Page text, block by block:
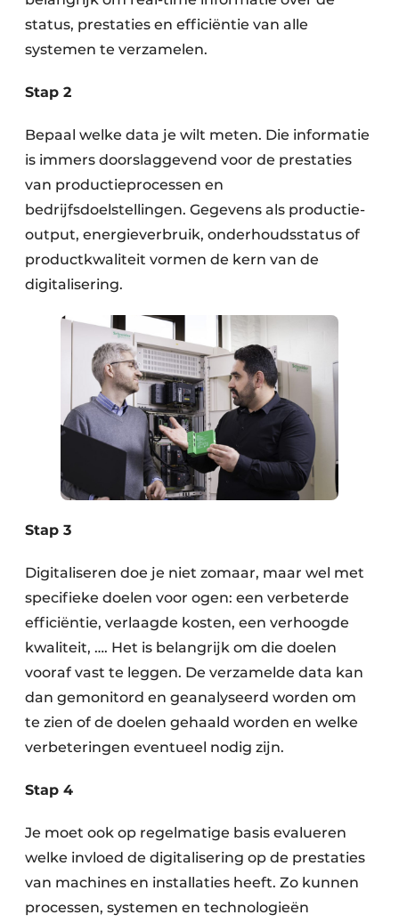
status, prestaties en efficiëntie van alle
systemen te verzamelen.
Stap 2
Bepaal welke data je wilt meten. Die informatie
is immers doorslaggevend voor de prestaties
van productieprocessen en
bedrijfsdoelstellingen. Gegevens als productie-
output, energieverbruik, onderhoudsstatus of
productkwaliteit vormen de kern van de
digitalisering.
Stap 3
Digitaliseren doe je niet zomaar, maar wel met
specifieke doelen voor ogen: een verbeterde
efficiëntie, verlaagde kosten, een verhoogde
kwaliteit, …. Het is belangrijk om die doelen
vooraf vast te leggen. De verzamelde data kan
dan gemonitord en geanalyseerd worden om
te zien of de doelen gehaald worden en welke
verbeteringen eventueel nodig zijn.
Stap 4
Je moet ook op regelmatige basis evalueren
welke invloed de digitalisering op de prestaties
van machines en installaties heeft. Zo kunnen
processen, systemen en technologieën